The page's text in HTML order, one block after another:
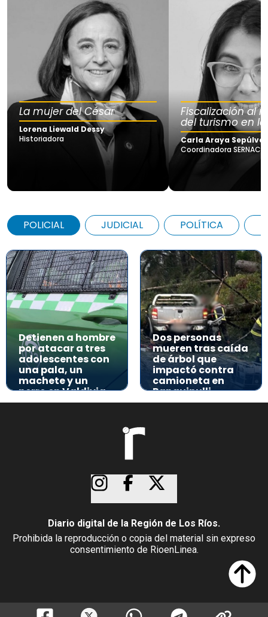
La mujer del César
Lorena Liewald Dessy
Historiadora
Fiscalización al
del turismo en
Carla Araya
Coordinadora SERNAC
POLICIAL JUDICIAL POLÍTICA
Detienen a hombre
por atacar a tres
adolescentes con
una pala, un
machete y un
perro en Valdivia
Dos personas
mueren tras caída
de árbol que
impactó contra
camioneta en
Panguipulli
Diario digital de la Región de Los Ríos.
Prohibida la reproducción o copia del material sin expreso
consentimiento de RioenLinea.